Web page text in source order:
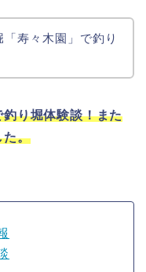
寿々木園」で釣り
り堀体験談！また
た。